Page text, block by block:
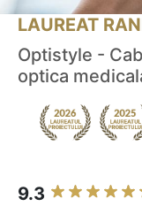
LAUREAT
Optistyle -
optica
9.3